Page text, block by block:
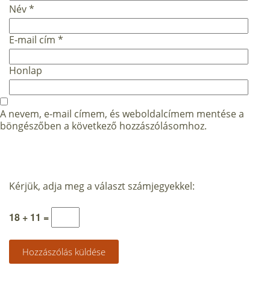
Név*
E-mail cím *
Honlap
A nevem, e-mail címem, és weboldalcímem mentése a
böngészőben a következő hozzászólásomhoz.
Kérjük, adja meg a választ számjegyekkel:
18 + 11 =